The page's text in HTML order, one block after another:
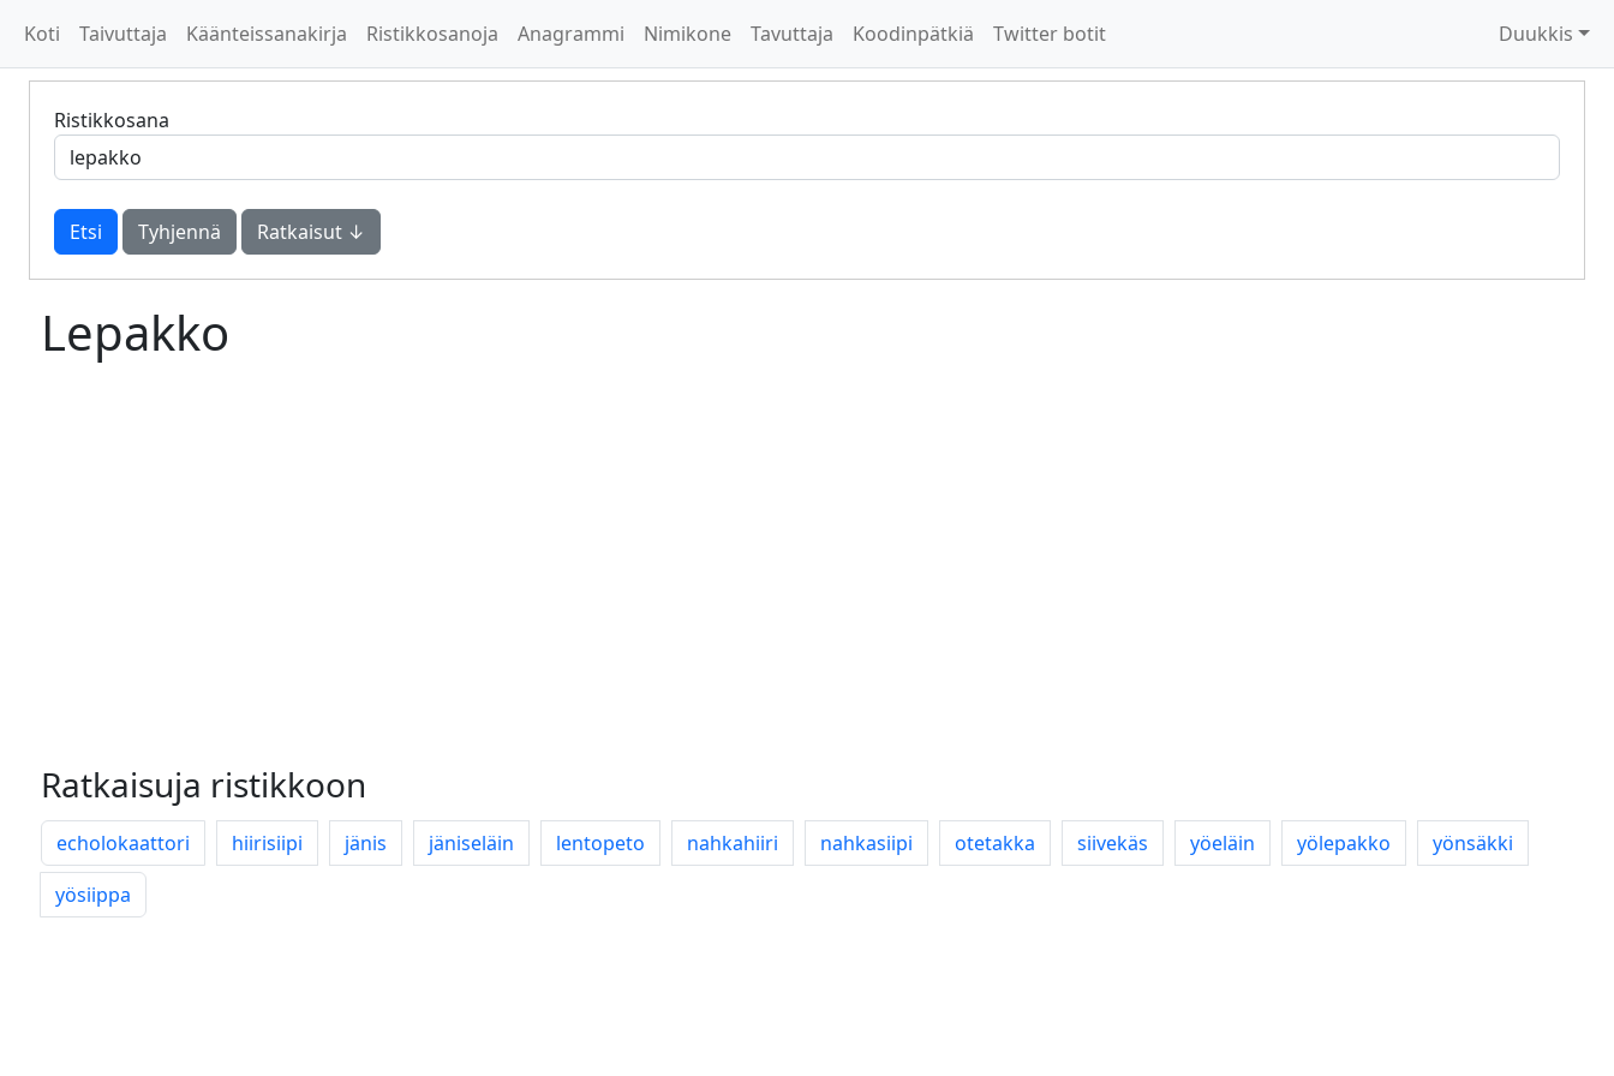
Koti Taivuttaja Käänteissanakirja Ristikkosanoja Anagrammi Nimikone Tavuttaja Koodinpätkiä Twitter botit Duukkis
Ristikkosana
Tyhjennä Ratkaisut ↓
Lepakko
Ratkaisuja ristikkoon
echolokaattori hiirisiipi jänis jäniseläin lentopeto nahkahiiri nahkasiipi otetakka siivekäs yöeläin yölepakko
yönsäkki
yösiippa